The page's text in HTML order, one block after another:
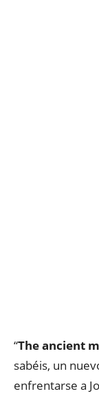
“The ancient
sabéis, un
enfrentarse a